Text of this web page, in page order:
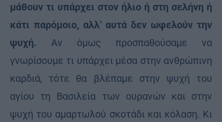
μάθουν τι υπάρχει στον ήλιο ή στη σελήνη ή
κάτι παρόμοιο, αλλ’ αυτά δεν ωφελούν την
ψυχή. Αν όμως προσπαθούσαμε να
γνωρίσουμε τι υπάρχει μέσα στην ανθρώπινη
καρδιά, τότε θα βλέπαμε στην ψυχή του
αγίου τη Βασιλεία των ουρανών και στην
ψυχή του αμαρτωλού σκοτάδι και κόλαση. Κι